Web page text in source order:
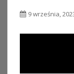
9 września,